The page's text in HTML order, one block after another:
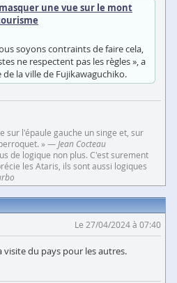
une vue sur le mont
soyons contraints de faire cela,
ne respectent pas les règles », a
la ville de Fujikawaguchiko.
sur l'épaule gauche un singe et, sur
» — Jean Cocteau
de logique non plus. C'est surement
les Ataris, ils sont aussi logiques
Le 27/04/2024 à 07:40
visite du pays pour les autres.